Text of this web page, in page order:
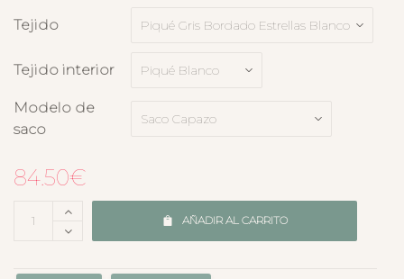
Tejido
Tejido interior
Modelo de
saco
84.50€
AÑADIR AL CARRITO